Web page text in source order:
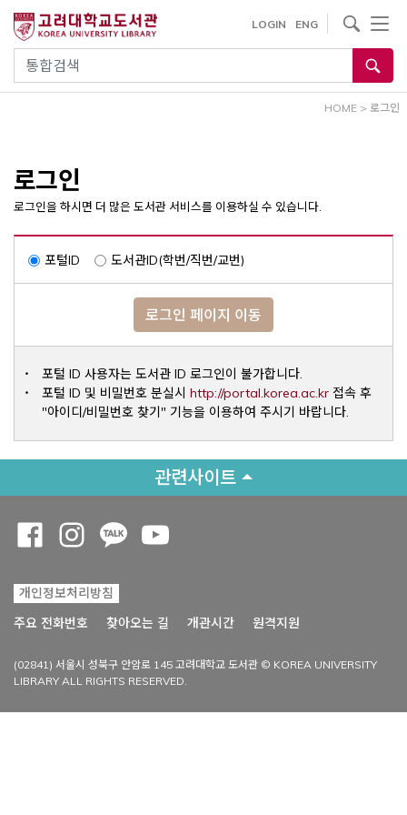
건
통합검색
LOGIN ENG
사이트내 검색
HOME > 로그인
로그인
로그인을 하시면 더 많은 도서관 서비스를 이용하실 수 있습니다.
포털ID 도서관ID(학번/직번/교번)
로그인 페이지 이동
포털 ID 사용자는 도서관 ID 로그인이 불가합니다.
포털 ID 및 비밀번호 분실시 http://portal.korea.ac.krOpens a
접속 후
"아이디/비밀번호 찾기" 기능을 이용하여 주시기 바랍니다.
관련사이트
개인정보처리방침
주요 전화번호
찾아오는 길 개관시간 원격지원
(02841) 서울시 성북구 안암로 145 고려대학교 도서관 © KOREA UNIVERSITY
LIBRARY ALL RIGHTS RESERVED.
Opens a new window
Opens a new window
Opens a new window